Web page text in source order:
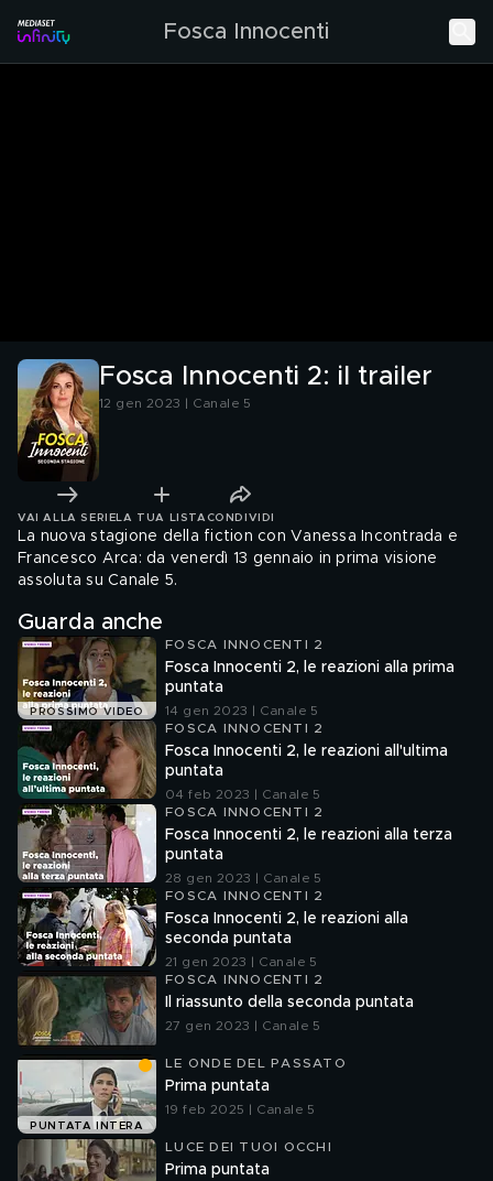
Fosca Innocenti
Fosca Innocenti 2: il trailer
12 gen 2023 | Canale 5
VAI ALLA SERIE LA TUA LISTA CONDIVIDI
La nuova stagione della fiction con Vanessa Incontrada e
Francesco Arca: da venerdì 13 gennaio in prima visione
assoluta su Canale 5.
Guarda anche
PROSSIMO VIDEO
FOSCA INNOCENTI 2
Fosca Innocenti 2, le reazioni alla prima
puntata
14 gen 2023 | Canale 5
FOSCA INNOCENTI 2
Fosca Innocenti 2, le reazioni all'ultima
puntata
04 feb 2023 | Canale 5
FOSCA INNOCENTI 2
Fosca Innocenti 2, le reazioni alla terza
puntata
28 gen 2023 | Canale 5
FOSCA INNOCENTI 2
Fosca Innocenti 2, le reazioni alla
seconda puntata
21 gen 2023 | Canale 5
FOSCA INNOCENTI 2
Il riassunto della seconda puntata
27 gen 2023 | Canale 5
PUNTATA INTERA
LE ONDE DEL PASSATO
Prima puntata
19 feb 2025 | Canale 5
LUCE DEI TUOI OCCHI
Prima puntata